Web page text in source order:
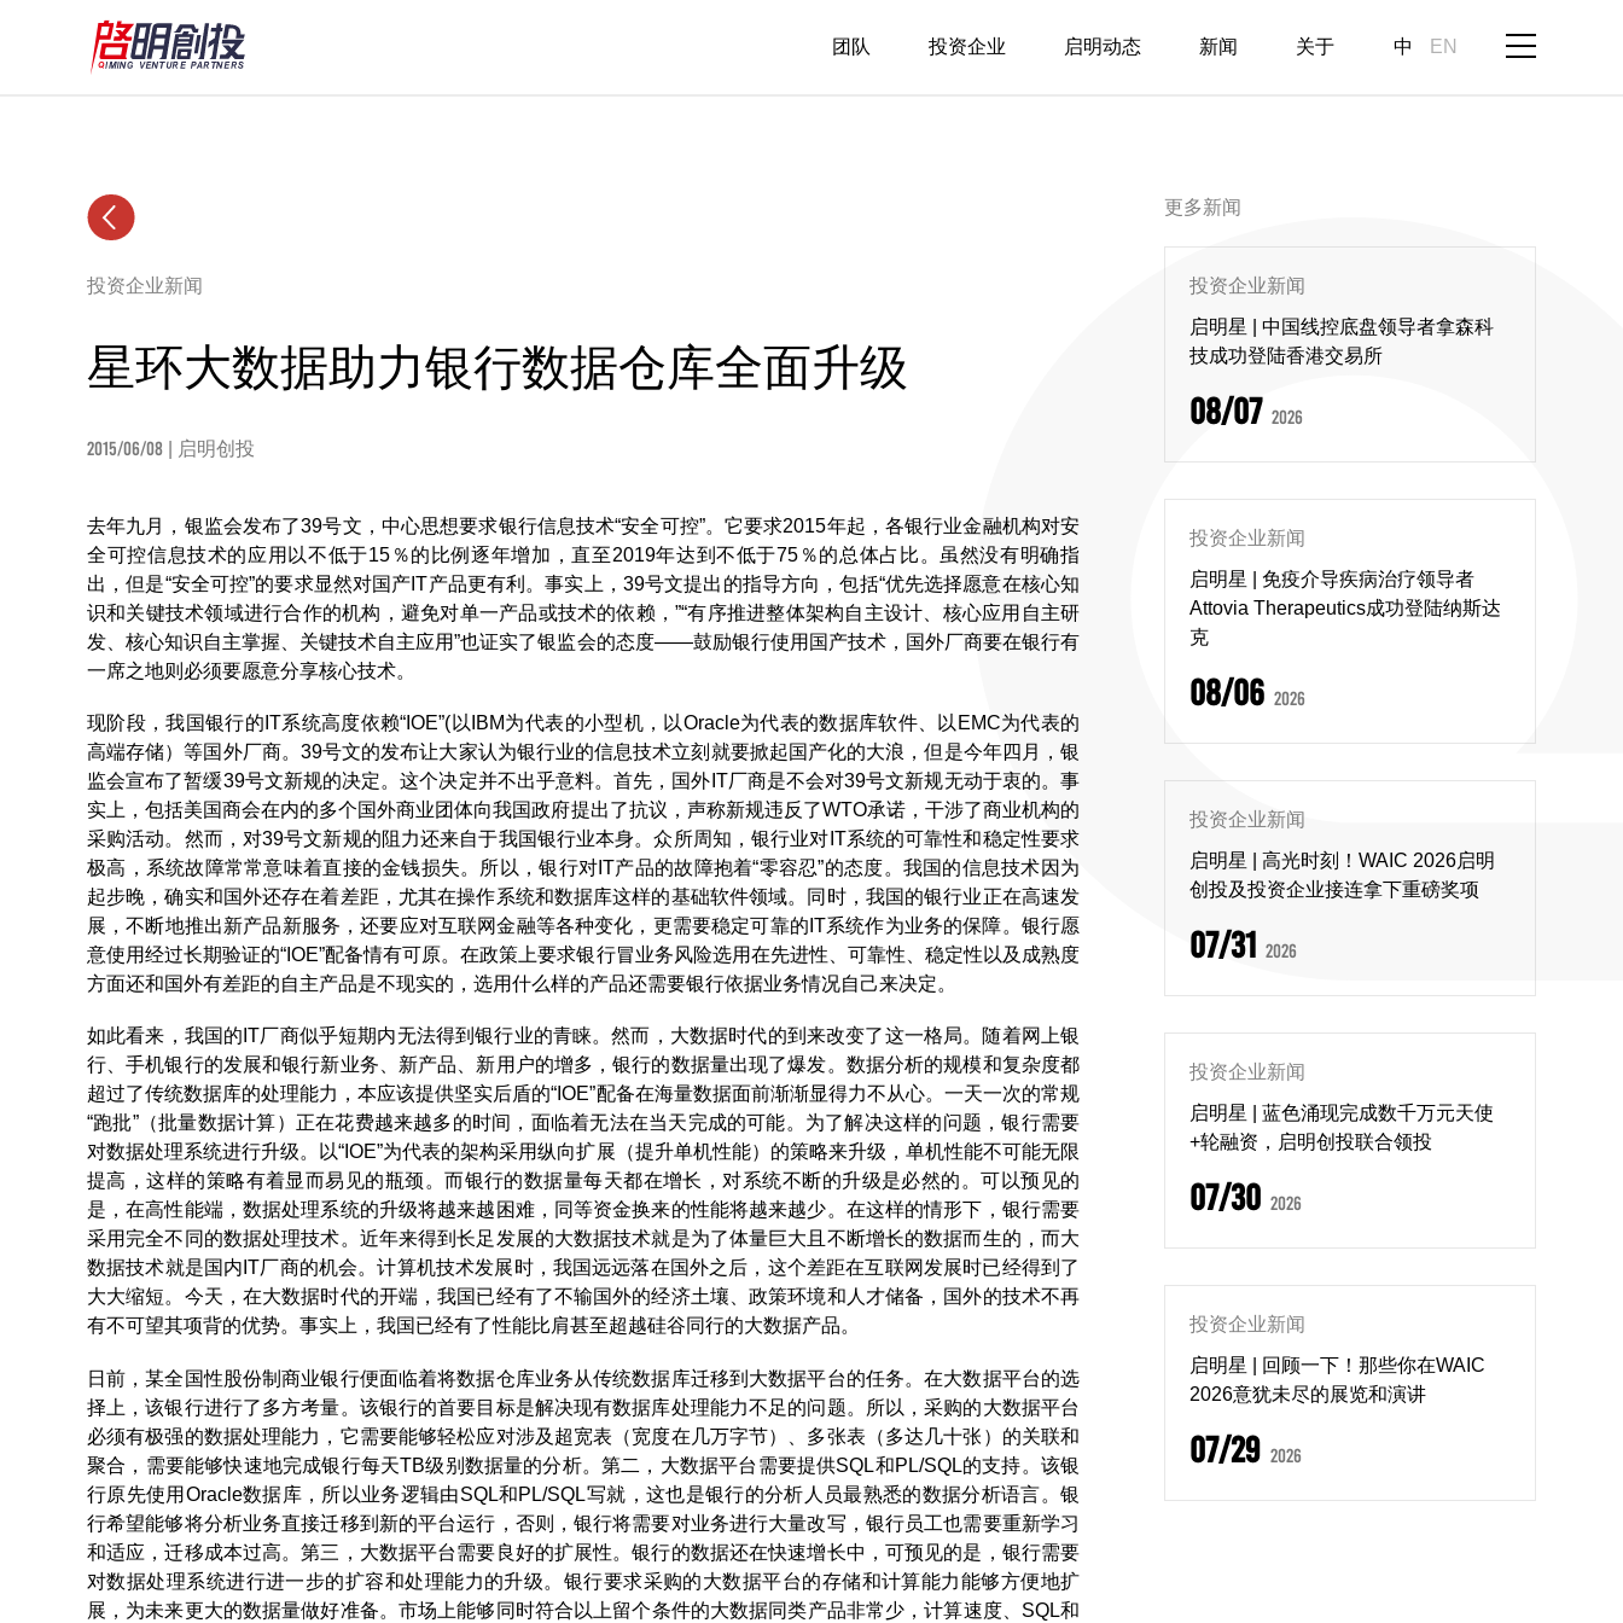
中 EN
团队 投资企业 启明动态 新闻 关于
投资企业新闻
星环大数据助力银行数据仓库全面升级
2015/06/08 | 启明创投
去年九月，银监会发布了39号文，中心思想要求银行信息技术“安全可控”。它要求2015年起，各银行业金融机构对安
全可控信息技术的应用以不低于15％的比例逐年增加，直至2019年达到不低于75％的总体占比。虽然没有明确指
出，但是“安全可控”的要求显然对国产IT产品更有利。事实上，39号文提出的指导方向，包括“优先选择愿意在核心知
识和关键技术领域进行合作的机构，避免对单一产品或技术的依赖，”“有序推进整体架构自主设计、核心应用自主研
发、核心知识自主掌握、关键技术自主应用”也证实了银监会的态度——鼓励银行使用国产技术，国外厂商要在银行有
一席之地则必须要愿意分享核心技术。
现阶段，我国银行的IT系统高度依赖“IOE”(以IBM为代表的小型机，以Oracle为代表的数据库软件、以EMC为代表的
高端存储）等国外厂商。39号文的发布让大家认为银行业的信息技术立刻就要掀起国产化的大浪，但是今年四月，银
监会宣布了暂缓39号文新规的决定。这个决定并不出乎意料。首先，国外IT厂商是不会对39号文新规无动于衷的。事
实上，包括美国商会在内的多个国外商业团体向我国政府提出了抗议，声称新规违反了WTO承诺，干涉了商业机构的
采购活动。然而，对39号文新规的阻力还来自于我国银行业本身。众所周知，银行业对IT系统的可靠性和稳定性要求
极高，系统故障常常意味着直接的金钱损失。所以，银行对IT产品的故障抱着“零容忍”的态度。我国的信息技术因为
起步晚，确实和国外还存在着差距，尤其在操作系统和数据库这样的基础软件领域。同时，我国的银行业正在高速发
展，不断地推出新产品新服务，还要应对互联网金融等各种变化，更需要稳定可靠的IT系统作为业务的保障。银行愿
意使用经过长期验证的“IOE”配备情有可原。在政策上要求银行冒业务风险选用在先进性、可靠性、稳定性以及成熟度
方面还和国外有差距的自主产品是不现实的，选用什么样的产品还需要银行依据业务情况自己来决定。
如此看来，我国的IT厂商似乎短期内无法得到银行业的青睐。然而，大数据时代的到来改变了这一格局。随着网上银
行、手机银行的发展和银行新业务、新产品、新用户的增多，银行的数据量出现了爆发。数据分析的规模和复杂度都
超过了传统数据库的处理能力，本应该提供坚实后盾的“IOE”配备在海量数据面前渐渐显得力不从心。一天一次的常规
“跑批”（批量数据计算）正在花费越来越多的时间，面临着无法在当天完成的可能。为了解决这样的问题，银行需要
对数据处理系统进行升级。以“IOE”为代表的架构采用纵向扩展（提升单机性能）的策略来升级，单机性能不可能无限
提高，这样的策略有着显而易见的瓶颈。而银行的数据量每天都在增长，对系统不断的升级是必然的。可以预见的
是，在高性能端，数据处理系统的升级将越来越困难，同等资金换来的性能将越来越少。在这样的情形下，银行需要
采用完全不同的数据处理技术。近年来得到长足发展的大数据技术就是为了体量巨大且不断增长的数据而生的，而大
数据技术就是国内IT厂商的机会。计算机技术发展时，我国远远落在国外之后，这个差距在互联网发展时已经得到了
大大缩短。今天，在大数据时代的开端，我国已经有了不输国外的经济土壤、政策环境和人才储备，国外的技术不再
有不可望其项背的优势。事实上，我国已经有了性能比肩甚至超越硅谷同行的大数据产品。
日前，某全国性股份制商业银行便面临着将数据仓库业务从传统数据库迁移到大数据平台的任务。在大数据平台的选
择上，该银行进行了多方考量。该银行的首要目标是解决现有数据库处理能力不足的问题。所以，采购的大数据平台
必须有极强的数据处理能力，它需要能够轻松应对涉及超宽表（宽度在几万字节）、多张表（多达几十张）的关联和
聚合，需要能够快速地完成银行每天TB级别数据量的分析。第二，大数据平台需要提供SQL和PL/SQL的支持。该银
行原先使用Oracle数据库，所以业务逻辑由SQL和PL/SQL写就，这也是银行的分析人员最熟悉的数据分析语言。银
行希望能够将分析业务直接迁移到新的平台运行，否则，银行将需要对业务进行大量改写，银行员工也需要重新学习
和适应，迁移成本过高。第三，大数据平台需要良好的扩展性。银行的数据还在快速增长中，可预见的是，银行需要
对数据处理系统进行进一步的扩容和处理能力的升级。银行要求采购的大数据平台的存储和计算能力能够方便地扩
展，为未来更大的数据量做好准备。市场上能够同时符合以上留个条件的大数据同类产品非常少，计算速度、SQL和
更多新闻
投资企业新闻
启明星 | 中国线控底盘领导者拿森科
技成功登陆香港交易所
08/07 2026
投资企业新闻
启明星 | 免疫介导疾病治疗领导者
Attovia Therapeutics成功登陆纳斯达
克
08/06 2026
投资企业新闻
启明星 | 高光时刻！WAIC 2026启明
创投及投资企业接连拿下重磅奖项
07/31 2026
投资企业新闻
启明星 | 蓝色涌现完成数千万元天使
+轮融资，启明创投联合领投
07/30 2026
投资企业新闻
启明星 | 回顾一下！那些你在WAIC
2026意犹未尽的展览和演讲
07/29 2026